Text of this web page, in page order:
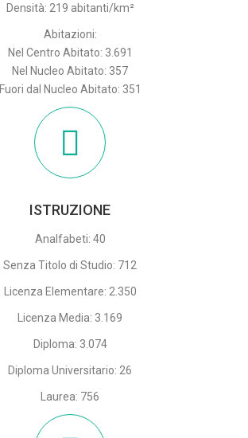
Densità: 219 abitanti/km²
Abitazioni:
Nel Centro Abitato: 3.691
Nel Nucleo Abitato: 357
Fuori dal Nucleo Abitato: 351
ISTRUZIONE
Analfabeti: 40
Senza Titolo di Studio: 712
Licenza Elementare: 2.350
Licenza Media: 3.169
Diploma: 3.074
Diploma Universitario: 26
Laurea: 756